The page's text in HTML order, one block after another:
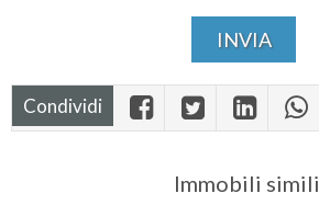
Condividi
Immobili simili